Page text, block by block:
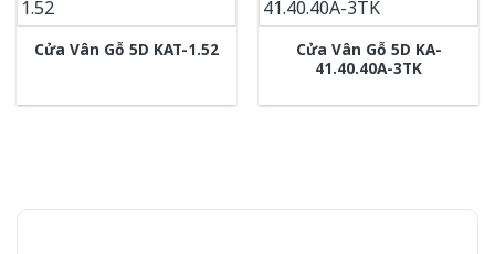
Cửa Vân Gỗ 5D KAT-1.52
Cửa Vân Gỗ 5D KA-
41.40.40A-3TK